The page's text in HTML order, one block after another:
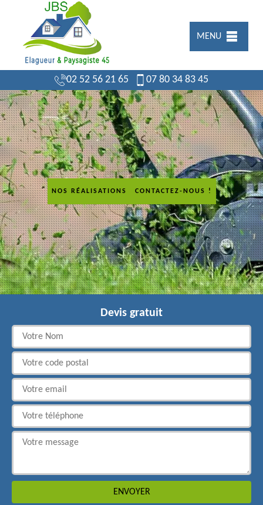
MENU
02 52 56 21 65 07 80 34 83 45
NOS RÉALISATIONS CONTACTEZ-NOUS !
Devis gratuit